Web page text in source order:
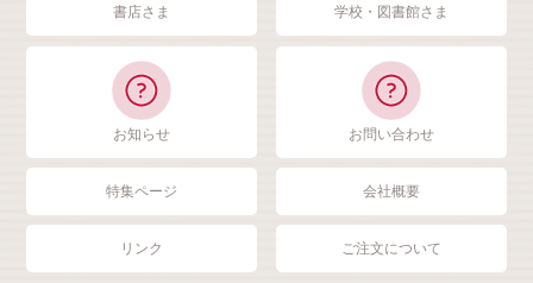
書店さま 学校・図書館さま
お知らせ お問い合わせ
特集ページ 会社概要
リンク ご注文について